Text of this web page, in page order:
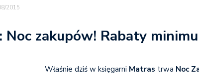
2015
Noc zakupów! Rabaty
Właśnie dziś w księgarni Matras trwa Noc